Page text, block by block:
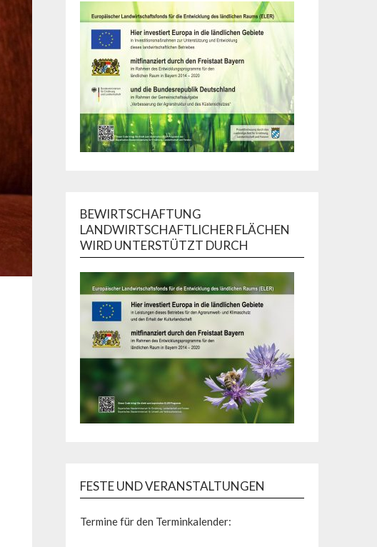
BEWIRTSCHAFTUNG
LANDWIRTSCHAFTLICHER FLÄCHEN
WIRD UNTERSTÜTZT DURCH
FESTE UND VERANSTALTUNGEN
Termine für den Terminkalender: